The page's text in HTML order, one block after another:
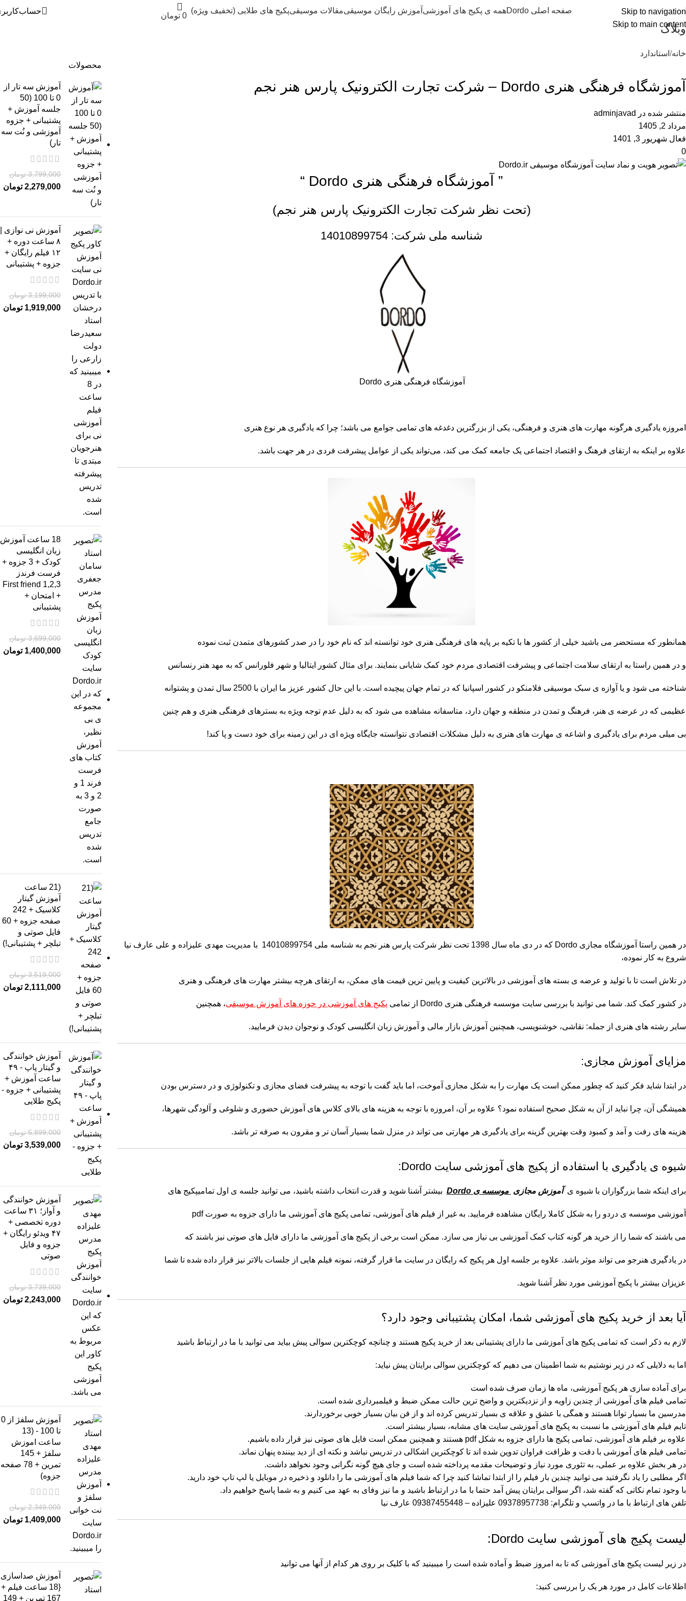
Skip to navigation
Skip to main content
صفحه اصلی Dordo همه ی پکیج های آموزشی آموزش رایگان موسیقیمقالات موسیقیپکیج های طلایی (تخفیف ویژه)
0 تومان
وبلاگ
خانه استاندارد
آموزشگاه فرهنگی هنری Dordo – شرکت تجارت الکترونیک پارس هنر نجم
منتشر شده در
adminjavad
مرداد 2, 1405
فعال شهریور 3, 1401
0
” آموزشگاه فرهنگی هنری Dordo “
(تحت نظر شرکت تجارت الکترونیک پارس هنر نجم)
شناسه ملی شرکت: 14010899754
آموزشگاه فرهنگی هنری Dordo
امروزه یادگیری هرگونه مهارت های هنری و فرهنگی، یکی از بزرگترین دغدغه های تمامی جوامع می باشد؛ چرا که یادگیری هر نوع هنری
علاوه بر اینکه به ارتقای فرهنگ و اقتصاد اجتماعی یک جامعه کمک می کند، می‌تواند یکی از عوامل پیشرفت فردی در هر جهت باشد.
همانطور که مستحضر می باشید خیلی از کشور ها با تکیه بر پایه های فرهنگی هنری خود توانسته اند که نام خود را در صدر کشورهای متمدن ثبت نموده
و در همین راستا به ارتقای سلامت اجتماعی و پیشرفت اقتصادی مردم خود کمک شایانی بنمایند. برای مثال کشور ایتالیا و شهر فلورانس که به مهد هنر رنسانس
شناخته می شود و یا آوازه ی سبک موسیقی فلامنکو در کشور اسپانیا که در تمام جهان پیچیده است. با این حال کشور عزیز ما ایران با 2500 سال تمدن و پشتوانه
عظیمی که در عرضه ی هنر، فرهنگ و تمدن در منطقه و جهان دارد، متاسفانه مشاهده می شود که به دلیل عدم توجه ویژه به بسترهای فرهنگی هنری و هم چنین
بی میلی مردم برای یادگیری و اشاعه ی مهارت های هنری به دلیل مشکلات اقتصادی نتوانسته جایگاه ویژه ای در این زمینه برای خود دست و پا کند!
در همین راستا آموزشگاه مجازی Dordo که در دی ماه سال 1398 تحت نظر شرکت پارس هنر نجم به شناسه ملی 14010899754 با مدیریت مهدی علیزاده و علی عارف نیا
شروع به کار نموده،
در تلاش است تا با تولید و عرضه ی بسته های آموزشی در بالاترین کیفیت و پایین ترین قیمت های ممکن، به ارتقای هرچه بیشتر مهارت های فرهنگی و هنری
در کشور کمک کند. شما می توانید با بررسی سایت موسسه فرهنگی هنری Dordo از تمامی پکیج های آموزشی در حوزه های آموزش موسیقی، همچنین
سایر رشته های هنری از جمله: نقاشی، خوشنویسی، همچنین آموزش بازار مالی و آموزش زبان انگلیسی کودک و نوجوان دیدن فرمایید.
مزایای آموزش مجازی:
در ابتدا شاید فکر کنید که چطور ممکن است یک مهارت را به شکل مجازی آموخت، اما باید گفت با توجه به پیشرفت فضای مجازی و تکنولوژی و در دسترس بودن
همیشگی آن، چرا نباید از آن به شکل صحیح استفاده نمود؟ علاوه بر آن، امروزه با توجه به هزینه های بالای کلاس های آموزش حضوری و شلوغی و آلودگی شهرها،
هزینه های رفت و آمد و کمبود وقت بهترین گزینه برای یادگیری هر مهارتی می تواند در منزل شما بسیار آسان تر و مقرون به صرفه تر باشد.
شیوه ی یادگیری با استفاده از پکیج های آموزشی سایت Dordo:
برای اینکه شما بزرگواران با شیوه یآموزش مجازی موسسه ی Dordo بیشتر آشنا شوید و قدرت انتخاب داشته باشید، می توانید جلسه ی اول تمامیپکیج های
آموزشی موسسه ی دردو را به شکل کاملا رایگان مشاهده فرمایید. به غیر از فیلم های آموزشی، تمامی پکیج های آموزشی ما دارای جزوه به صورت pdf
می باشند که شما را از خرید هر گونه کتاب کمک آموزشی بی نیاز می سازد. ممکن است برخی از پکیج های آموزشی ما دارای فایل های صوتی نیز باشند که
در یادگیری هنرجو می تواند موثر باشد. علاوه بر جلسه اول هر پکیج که رایگان در سایت ما قرار گرفته، نمونه فیلم هایی از جلسات بالاتر نیز قرار داده شده تا شما
عزیزان بیشتر با پکیج آموزشی مورد نظر آشنا شوید.
آیا بعد از خرید پکیج های آموزشی شما، امکان پشتیبانی وجود دارد؟
لازم به ذکر است که تمامی پکیج های آموزشی ما دارای پشتیبانی بعد از خرید پکیج هستند و چنانچه کوچکترین سوالی پیش بیاید می توانید با ما در ارتباط باشید
اما به دلایلی که در زیر نوشتیم به شما اطمینان می دهیم که کوچکترین سوالی برایتان پیش نیاید:
برای آماده سازی هر پکیج آموزشی، ماه ها زمان صرف شده است
تمامی فیلم های آموزشی از چندین زاویه و از نزدیکترین و واضح ترین حالت ممکن ضبط و فیلمبرداری شده است.
مدرسین ما بسیار توانا هستند و همگی با عشق و علاقه ی بسیار تدریس کرده اند و از فن بیان بسیار خوبی برخوردارند.
تایم فیلم های آموزشی ما نسبت به پکیج های آموزشی سایت های مشابه، بسیار بیشتر است.
علاوه بر فیلم های آموزشی، تمامی پکیج ها دارای جزوه به شکل pdf هستند و همچنین ممکن است فایل های صوتی نیز قرار داده باشیم.
تمامی فیلم های آموزشی با دقت و ظرافت فراوان تدوین شده اند تا کوچکترین اشکالی در تدریس نباشد و نکته ای از دید بیننده پنهان نماند.
در هر بخش علاوه بر عملی، به تئوری مورد نیاز و توضیحات مقدمه پرداخته شده است و جای هیچ گونه نگرانی وجود نخواهد داشت.
اگر مطلبی را یاد نگرفتید می توانید چندین بار فیلم را از ابتدا تماشا کنید چرا که شما فیلم های آموزشی ما را دانلود و ذخیره در موبایل یا لپ تاپ خود دارید.
با وجود تمام نکاتی که گفته شد، اگر سوالی برایتان پیش آمد حتما با ما در ارتباط باشید و ما نیز وفای به عهد می کنیم و به شما پاسخ خواهیم داد.
تلفن های ارتباط با ما در واتسپ و تلگرام: 09378957738 علیزاده – 09387455448 عارف نیا
لیست پکیج های آموزشی سایت Dordo:
در زیر لیست پکیج های آموزشی که تا به امروز ضبط و آماده شده است را میبینید که با کلیک بر روی هر کدام از آنها می توانید
اطلاعات کامل در مورد هر یک را بررسی کنید:
محصولات
آموزش سه تار از
0 تا 100 (50
جلسه آموزش +
پشتیبانی + جزوه
آموزشی و نُت سه
تار)
3,799,000 تومان
2,279,000 تومان
آموزش نی نوازی |
۸ ساعت دوره +
۱۲ فیلم رایگان +
جزوه + پشتیبانی
3,199,000 تومان
1,919,000 تومان
18 ساعت آموزش
زبان انگلیسی
کودک + 3 جزوه +
فرست فرندز
2,3,First friend 1
+ امتحان +
پشتیبانی
3,699,000 تومان
1,400,000 تومان
(21 ساعت
آموزش گیتار
کلاسیک + 242
صفحه جزوه + 60
فایل صوتی و
تبلچر + پشتیبانی!)
3,519,000 تومان
2,111,000 تومان
آموزش خوانندگی
و گیتار پاپ - ۴۹
ساعت آموزش +
پشتیبانی + جزوه -
پکیج طلایی
5,899,000 تومان
3,539,000 تومان
آموزش خوانندگی
و آواز؛ ۳۱ ساعت
دوره تخصصی +
۴۷ ویدئو رایگان +
جزوه و فایل
صوتی
3,739,000 تومان
2,243,000 تومان
آموزش سلفژ از 0
تا 100 - (13
ساعت اموزش
سلفژ + 145
تمرین + 78 صفحه
جزوه)
2,349,000 تومان
1,409,000 تومان
آموزش صداسازی
{18 ساعت فیلم +
167 تمرین + 149